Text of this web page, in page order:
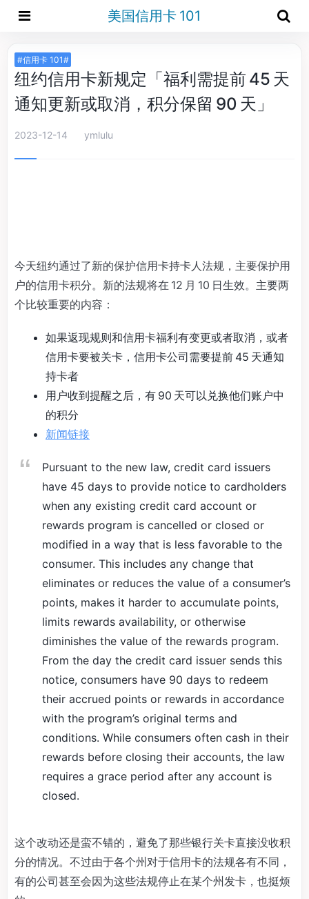
美国信用卡 101
#信用卡 101#
纽约信用卡新规定「福利需提前 45 天
通知更新或取消，积分保留 90 天」
2023-12-14 ymlulu
今天纽约通过了新的保护信用卡持卡人法规，主要保护用
户的信用卡积分。新的法规将在 12 月 10 日生效。主要两
个比较重要的内容：
如果返现规则和信用卡福利有变更或者取消，或者
信用卡要被关卡，信用卡公司需要提前 45 天通知
持卡者
用户收到提醒之后，有 90 天可以兑换他们账户中
的积分
新闻链接
Pursuant to the new law, credit card issuers
have 45 days to provide notice to cardholders
when any existing credit card account or
rewards program is cancelled or closed or
modified in a way that is less favorable to the
consumer. This includes any change that
eliminates or reduces the value of a consumer’s
points, makes it harder to accumulate points,
limits rewards availability, or otherwise
diminishes the value of the rewards program.
From the day the credit card issuer sends this
notice, consumers have 90 days to redeem
their accrued points or rewards in accordance
with the program’s original terms and
conditions. While consumers often cash in their
rewards before closing their accounts, the law
requires a grace period after any account is
closed.
这个改动还是蛮不错的，避免了那些银行关卡直接没收积
分的情况。不过由于各个州对于信用卡的法规各有不同，
有的公司甚至会因为这些法规停止在某个州发卡，也挺烦